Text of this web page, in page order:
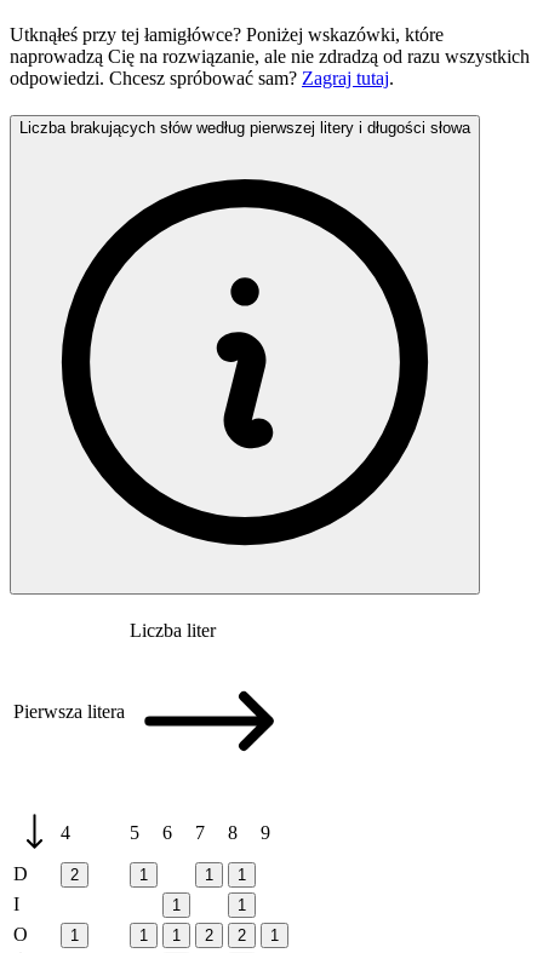
Utknąłeś przy tej łamigłówce? Poniżej wskazówki, które
naprowadzą Cię na rozwiązanie, ale nie zdradzą od razu wszystkich
odpowiedzi. Chcesz spróbować sam? Zagraj tutaj.
Liczba brakujących słów według pierwszej litery i długości słowa
Pierwsza litera
Liczba liter
4 5 6 7 8
9
D
2 1 1 1
I 1 1
O 1 1 1 2 2 1